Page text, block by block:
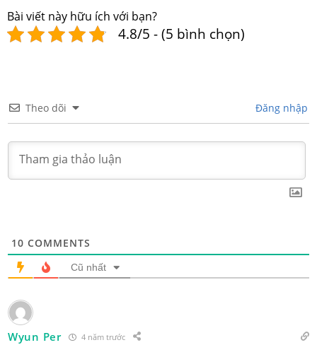
Bài viết này hữu ích với bạn?
4.8/5 - (5 bình chọn)
Theo dõi Đăng nhập
10 COMMENTS
Cũ nhất
Wyun Per 4 năm trước